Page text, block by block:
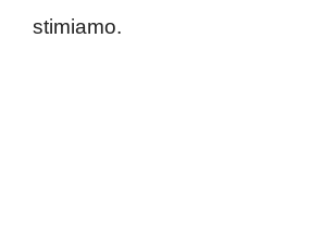
stimiamo.